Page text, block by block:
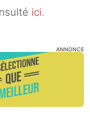
ici.
ANNONCE